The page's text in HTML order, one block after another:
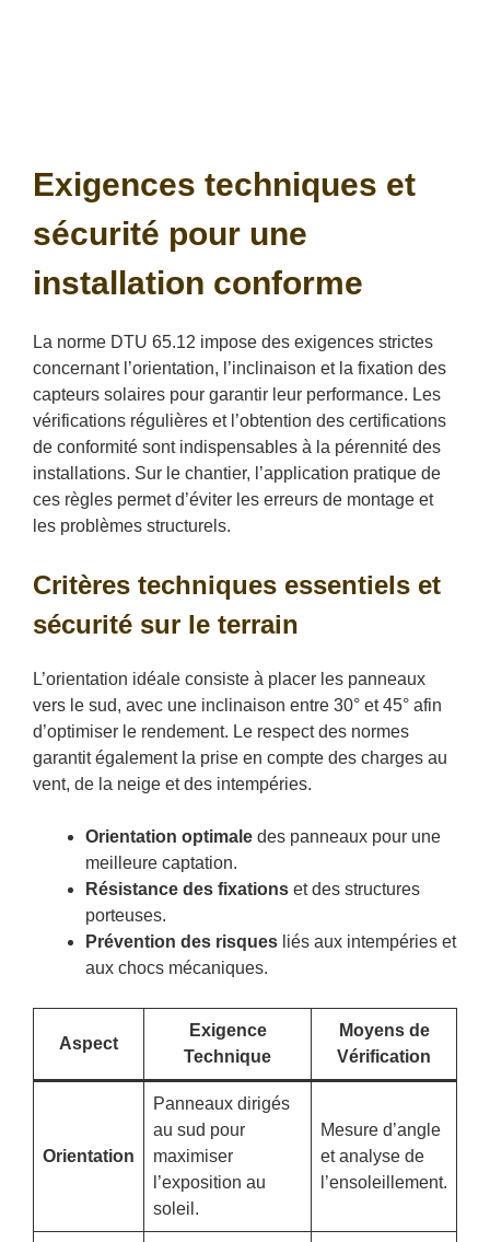
Exigences techniques et
sécurité pour une
installation conforme
La norme DTU 65.12 impose des exigences strictes
concernant l’orientation, l’inclinaison et la fixation des
capteurs solaires pour garantir leur performance. Les
vérifications régulières et l’obtention des certifications
de conformité sont indispensables à la pérennité des
installations. Sur le chantier, l’application pratique de
ces règles permet d’éviter les erreurs de montage et
les problèmes structurels.
Critères techniques essentiels et
sécurité sur le terrain
L’orientation idéale consiste à placer les panneaux
vers le sud, avec une inclinaison entre 30° et 45° afin
d’optimiser le rendement. Le respect des normes
garantit également la prise en compte des charges au
vent, de la neige et des intempéries.
Orientation optimale des panneaux pour une
meilleure captation.
Résistance des fixations et des structures
porteuses.
Prévention des risques liés aux intempéries et
aux chocs mécaniques.
Aspect
Exigence
Technique
Moyens de
Vérification
Orientation
Panneaux dirigés
au sud pour
maximiser
l’exposition au
soleil.
Mesure d’angle
et analyse de
l’ensoleillement.